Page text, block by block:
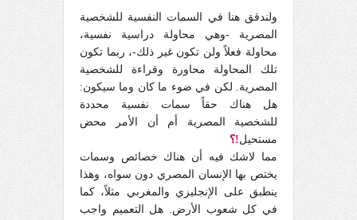
ولندقق هنا في السمات النفسية للشخصية
المصرية -وهي محاولة دراسية نفسية،
محاولة فعلاً ولن تكون غير ذلك-، ربما تكون
تلك المحاولة محاورة وقراءة للشخصية
المصرية. لكن في ضوء ما كان وما سيكون:
هل هناك حقاً سمات نفسية محددة
للشخصية المصرية أم أن الأمر محض
مستحيل!؟
مما لاشك فيه أن هناك خصائص وسمات
يختص بها الإنسان المصري دون سواه، وهذا
ينطبق على الإنجليزي والمغربي مثلاً، كما
في كل شعوب الأرض. هل التعميم واجب